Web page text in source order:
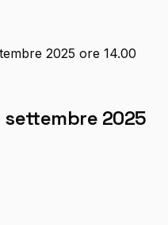
2025 ore 14.00
settembre 2025